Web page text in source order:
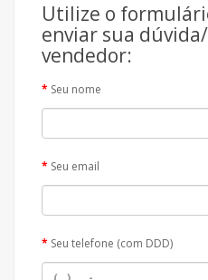
Utilize o
enviar sua
vendedor:
Seu nome
Seu email
Seu telefone (com DDD)